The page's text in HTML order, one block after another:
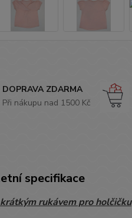
DOPRAVA ZDARMA
Při nákupu nad 1500 Kč
specifikace
rukávem pro holčičku